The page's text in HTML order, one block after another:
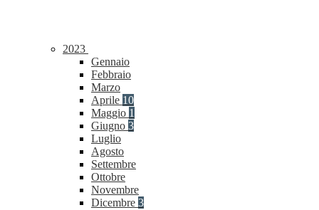
2023
Gennaio
Febbraio
Marzo
Aprile 10
Maggio 1
Giugno 3
Luglio
Agosto
Settembre
Ottobre
Novembre
Dicembre 3